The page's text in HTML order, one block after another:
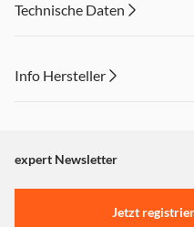
Niemand zahlt
garantieren, was niedrige
Technische Daten
Info Hersteller
"Marketing".
Einstellungen anpassen
expert Newsletter
Jetzt